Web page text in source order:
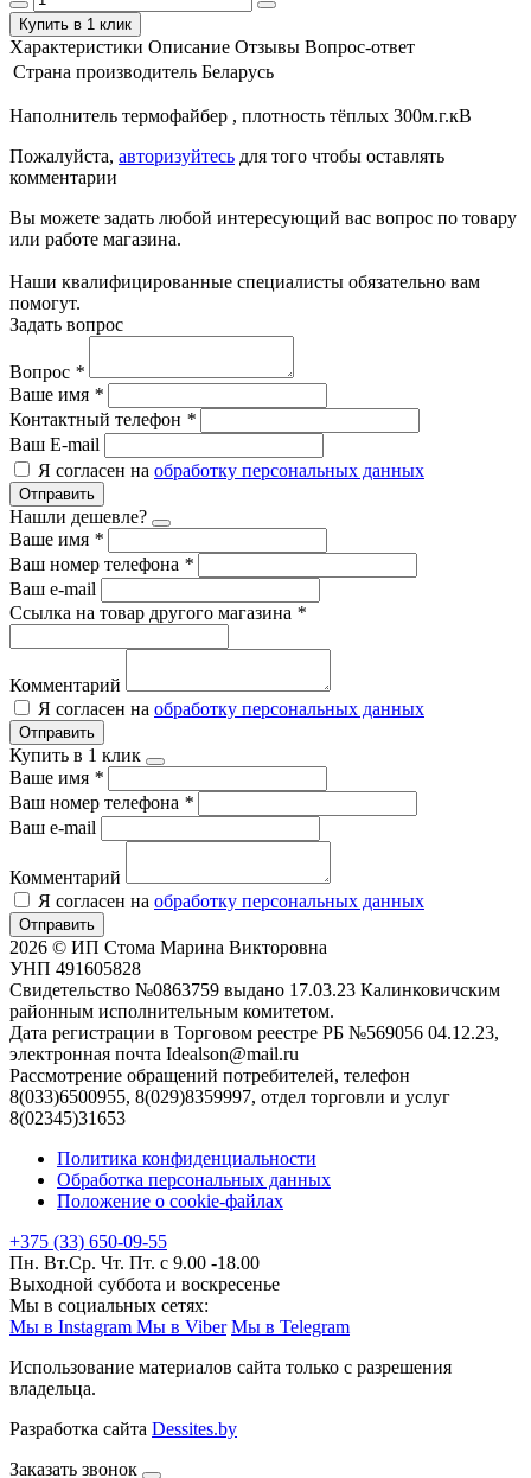
Купить в 1 клик
Характеристики Описание Отзывы Вопрос-ответ
Страна производитель Беларусь
Наполнитель термофайбер , плотность тёплых 300м.г.кВ
Пожалуйста, авторизуйтесь для того чтобы оставлять
комментарии
Вы можете задать любой интересующий вас вопрос по товару
или работе магазина.
Наши квалифицированные специалисты обязательно вам
помогут.
Задать вопрос
Вопрос *
Ваше имя *
Контактный телефон *
Ваш E-mail
Я согласен на обработку персональных данных
Отправить
Нашли дешевле?
Ваше имя *
Ваш номер телефона *
Ваш e-mail
Ссылка на товар другого магазина *
Комментарий
Я согласен на обработку персональных данных
Отправить
Купить в 1 клик
Ваше имя *
Ваш номер телефона *
Ваш e-mail
Комментарий
Я согласен на обработку персональных данных
Отправить
2026 © ИП Стома Марина Викторовна
УНП 491605828
Свидетельство №0863759 выдано 17.03.23 Калинковичским
районным исполнительным комитетом.
Дата регистрации в Торговом реестре РБ №569056 04.12.23,
электронная почта Idealson@mail.ru
Рассмотрение обращений потребителей, телефон
8(033)6500955, 8(029)8359997, отдел торговли и услуг
8(02345)31653
Политика конфиденциальности
Обработка персональных данных
Положение о cookie-файлах
+375 (33) 650-09-55
Пн. Вт.Ср. Чт. Пт. с 9.00 -18.00
Выходной суббота и воскресенье
Мы в социальных сетях:
Мы в Instagram Мы в Viber Мы в Telegram
Использование материалов сайта только с разрешения
владельца.
Разработка сайта Dessites.by
Заказать звонок